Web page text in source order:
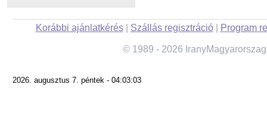
Korábbi ajánlatkérés| Szállás regisztráció| Program
© 1989 - 2026
2026. augusztus 7. péntek - 04:03:03